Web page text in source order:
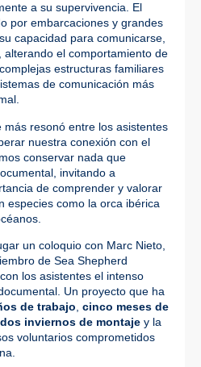
a su supervivencia. El
por embarcaciones y grandes
capacidad para comunicarse,
el comportamiento de
estructuras familiares
de comunicación más
más resonó entre los asistentes
nuestra conexión con el
conservar nada que
invitando a
de comprender y valorar
especies como la orca ibérica
un coloquio con Marc Nieto,
de Sea Shepherd
los asistentes el intenso
Un proyecto que ha
de trabajo cinco meses de
dos inviernos de montaje y la
voluntarios comprometidos